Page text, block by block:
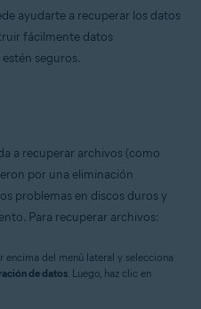
ayudarte a recuperar los datos
fácilmente datos
seguros.
a recuperar archivos (como
por una eliminación
problemas en discos duros y
Para recuperar archivos:
encima del menú lateral y selecciona
de datos . Luego, haz clic en